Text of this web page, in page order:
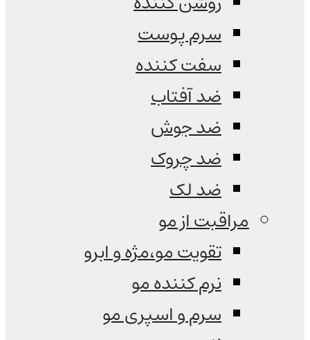
سرم پوست
سفت کننده
ضد آفتاب
ضد جوش
ضد چروک
ضد لک
مراقبت از مو
تقویت مو،مژه و ابرو
نرم کننده مو
سرم و اسپری مو